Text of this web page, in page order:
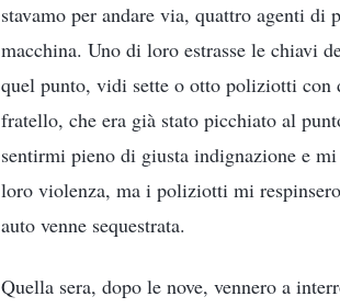
stavamo per andare via, quattro agenti
macchina. Uno di loro estrasse le chiavi
quel punto, vidi sette o otto poliziotti con
fratello, che era già stato picchiato al
sentirmi pieno di giusta indignazione e
loro violenza, ma i poliziotti mi
auto venne sequestrata.
Quella sera, dopo le nove, vennero a